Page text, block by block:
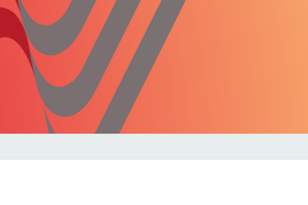
Familie
Freizeit
Gesundheit
Internet
Forschung
Migration
Polizei